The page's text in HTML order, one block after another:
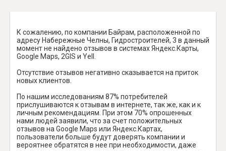
К сожалению, по компании Байрам, расположенной по
адресу Набережные Челны, Гидростроителей, 3 в данный
момент не найдено отзывов в системах Яндекс.Карты,
Google Maps, 2GIS и Yell.
Отсутствие отзывов негативно сказывается на приток
новых клиентов.
По нашим исследованиям 87% потребителей
прислушиваются к отзывам в интернете, так же, как и к
личным рекомендациям. При этом 70% опрошенных
нами людей заявили, что за счет положительных
отзывов на Google Maps или Яндекс.Картах,
пользователи больше будут доверять компании и
вероятнее обратятся в нее при необходимости, даже